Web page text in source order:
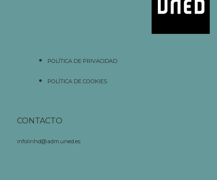
POLÍTICA DE PRIVACIDAD
POLÍTICA DE COOKIES
CONTACTO
infolinhd@adm.uned.es